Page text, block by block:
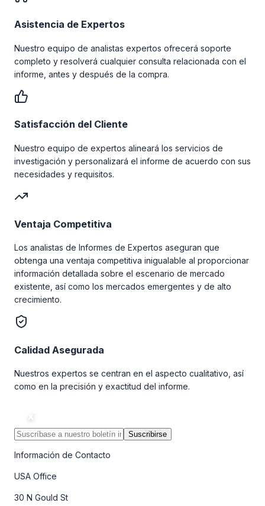
Asistencia de Expertos
Nuestro equipo de analistas expertos ofrecerá soporte
completo y resolverá cualquier consulta relacionada con el
informe, antes y después de la compra.
Satisfacción del Cliente
Nuestro equipo de expertos alineará los servicios de
investigación y personalizará el informe de acuerdo con sus
necesidades y requisitos.
Ventaja Competitiva
Los analistas de Informes de Expertos aseguran que
obtenga una ventaja competitiva inigualable al proporcionar
información detallada sobre el escenario de mercado
existente, así como los mercados emergentes y de alto
crecimiento.
Calidad Asegurada
Nuestros expertos se centran en el aspecto cualitativo, así
como en la precisión y exactitud del informe.
Suscribirse
Información de Contacto
USA Office
30 N Gould St